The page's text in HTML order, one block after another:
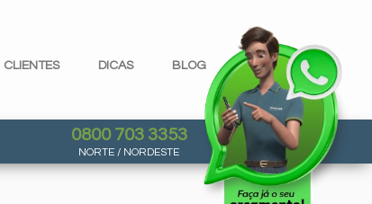
CLIENTES DICAS BLOG
0800 703 3353
NORTE / NORDESTE